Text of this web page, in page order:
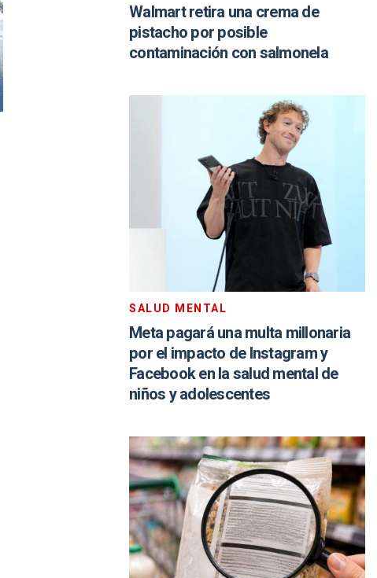
Walmart retira una crema de
pistacho por posible
contaminación con salmonela
SALUD MENTAL
Meta pagará una multa millonaria
por el impacto de Instagram y
Facebook en la salud mental de
niños y adolescentes